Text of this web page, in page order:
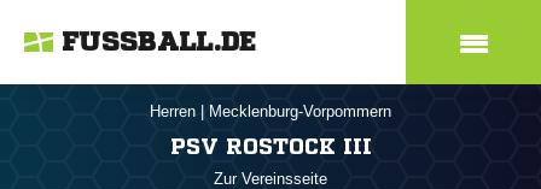
FUSSBALL.DE
Herren Mecklenburg-Vorpommern
PSV ROSTOCK III
Zur Vereinsseite